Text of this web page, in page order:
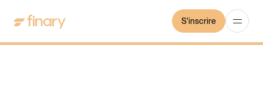
S'inscrire